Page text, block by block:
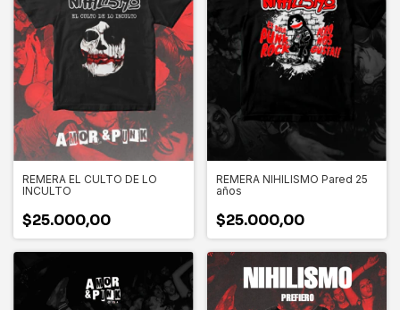
REMERA EL CULTO DE LO
INCULTO
$25.000,00
REMERA NIHILISMO Pared 25
años
$25.000,00